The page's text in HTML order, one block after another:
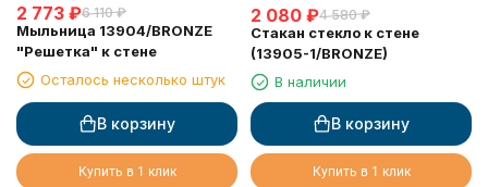
2 773 ₽6 110 ₽
Мыльница 13904/BRONZE
"Решетка" к стене
Осталось несколько штук
В корзину
Купить в 1 клик
2 080 ₽4 580 ₽
Стакан стекло к стене
(13905-1/BRONZE)
В наличии
В корзину
Купить в 1 клик